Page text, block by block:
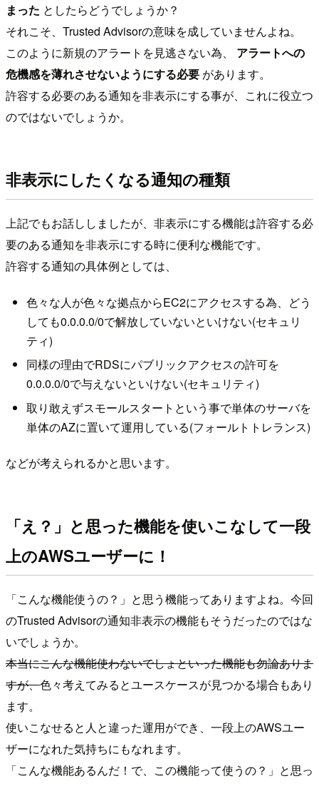
まった としたらどうでしょうか？
それこそ、Trusted Advisorの意味を成していませんよね。
このように新規のアラートを見逃さない為、 アラートへの
危機感を薄れさせないようにする必要 があります。
許容する必要のある通知を非表示にする事が、これに役立つ
のではないでしょうか。
非表示にしたくなる通知の種類
上記でもお話ししましたが、非表示にする機能は許容する必
要のある通知を非表示にする時に便利な機能です。
許容する通知の具体例としては、
色々な人が色々な拠点からEC2にアクセスする為、どう
しても0.0.0.0/0で解放していないといけない(セキュリ
ティ)
同様の理由でRDSにパブリックアクセスの許可を
0.0.0.0/0で与えないといけない(セキュリティ)
取り敢えずスモールスタートという事で単体のサーバを
単体のAZに置いて運用している(フォールトトレランス)
などが考えられるかと思います。
「え？」と思った機能を使いこなして一段
上のAWSユーザーに！
「こんな機能使うの？」と思う機能ってありますよね。今回
のTrusted Advisorの通知非表示の機能もそうだったのではな
いでしょうか。
本当にこんな機能使わないでしょといった機能も勿論ありま
すが、色々考えてみるとユースケースが見つかる場合もあり
ます。
使いこなせると人と違った運用ができ、一段上のAWSユー
ザーになれた気持ちにもなれます。
「こんな機能あるんだ！で、この機能って使うの？」と思っ